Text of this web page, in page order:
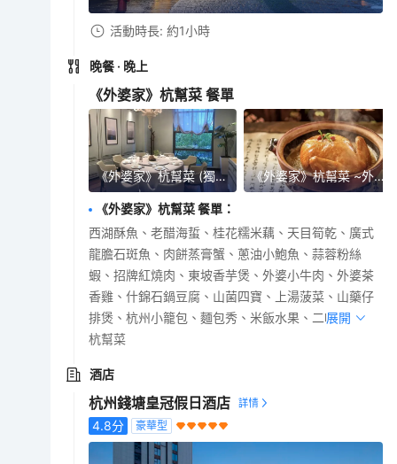
活動時長: 約1小時
晚餐 · 晚上
《外婆家》杭幫菜 餐單
《外婆家》杭幫菜 (獨立包廂) 《外婆家》杭幫菜 ~外婆茶香雞
《外婆家》杭幫菜 餐單 ：
西湖酥魚、老醋海蜇、桂花糯米藕、天目筍乾、廣式
龍膽石斑魚、肉餅蒸膏蟹、蔥油小鮑魚、蒜蓉粉絲
蝦、招牌紅燒肉、東坡香芋煲、外婆小牛肉、外婆茶
香雞、什錦石鍋豆腐、山菌四寶、上湯菠菜、山藥仔
排煲、杭州小籠包、麵包秀、米飯水果、二啤一飲
展開
杭幫菜
酒店
杭州錢塘皇冠假日酒店
4.8分 豪華型